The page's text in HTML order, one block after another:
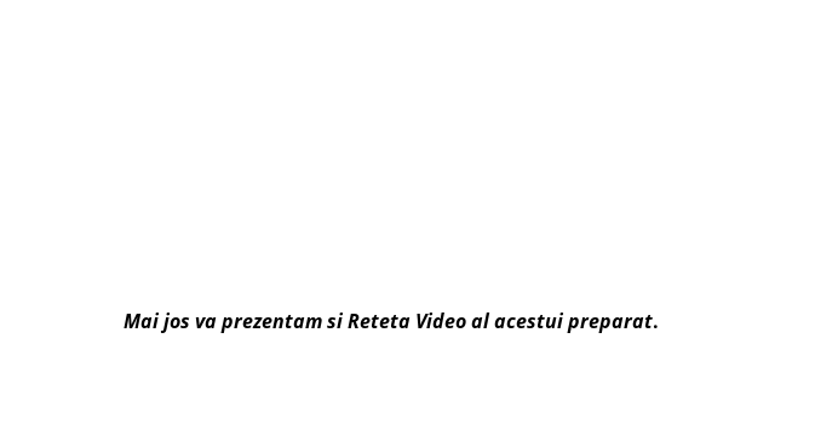
Mai jos va prezentam si Reteta Video al acestui preparat.